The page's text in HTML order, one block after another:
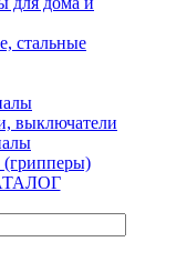
стальные
выключатели
(грипперы)